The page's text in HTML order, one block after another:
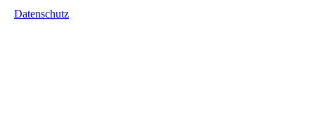
Datenschutz